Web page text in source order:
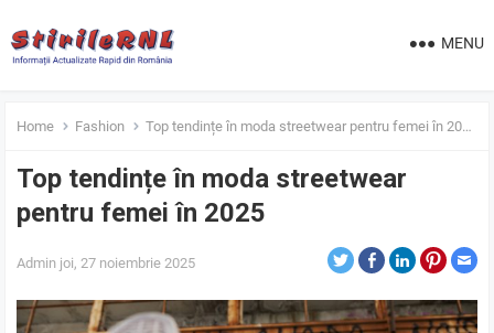
MENU
Home Fashion Top tendințe în moda streetwear pentru femei în 2025
Top tendințe în moda streetwear
pentru femei în 2025
Admin joi, 27 noiembrie 2025